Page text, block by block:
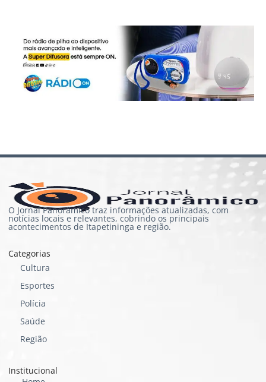
O Jornal Panorâmico traz informações atualizadas, com
notícias locais e relevantes, cobrindo os principais
acontecimentos de Itapetininga e região.
Categorias
Cultura
Esportes
Polícia
Saúde
Região
Institucional